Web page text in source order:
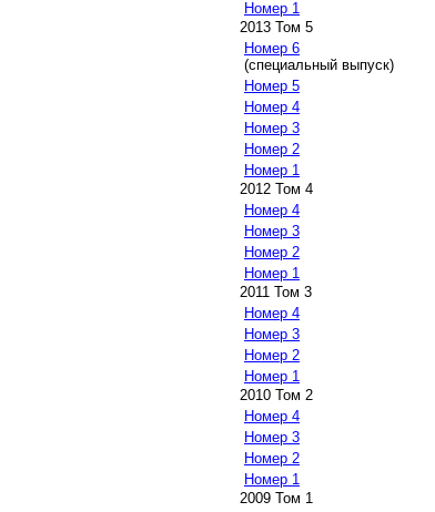
Номер 1
2013 Том 5
Номер 6
(специальный выпуск)
Номер 5
Номер 4
Номер 3
Номер 2
Номер 1
2012 Том 4
Номер 4
Номер 3
Номер 2
Номер 1
2011 Том 3
Номер 4
Номер 3
Номер 2
Номер 1
2010 Том 2
Номер 4
Номер 3
Номер 2
Номер 1
2009 Том 1